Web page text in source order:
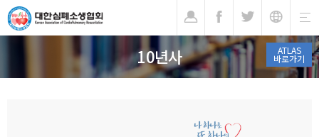
ATLAS
바로가기
10년사